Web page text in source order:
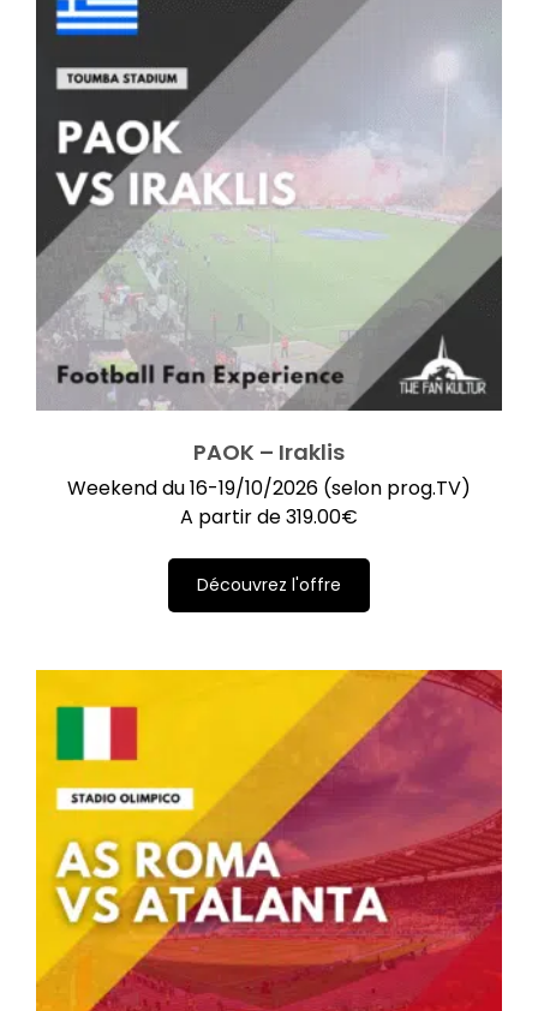
PAOK – Iraklis
Weekend du 16-19/10/2026 (selon prog.TV)
A partir de319.00€
Découvrez l'offre